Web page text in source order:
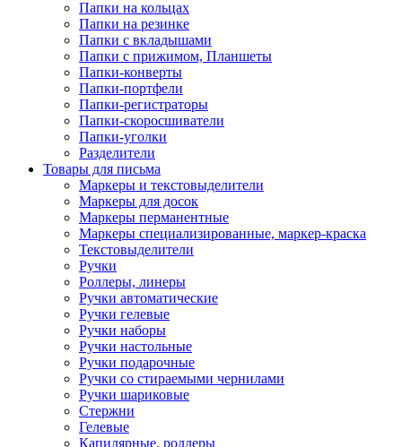
Папки на кольцах
Папки на резинке
Папки с вкладышами
Папки с прижимом, Планшеты
Папки-конверты
Папки-портфели
Папки-регистраторы
Папки-скоросшиватели
Папки-уголки
Разделители
Товары для письма
Маркеры и текстовыделители
Маркеры для досок
Маркеры перманентные
Маркеры специализированные, маркер-краска
Текстовыделители
Ручки
Роллеры, линеры
Ручки автоматические
Ручки гелевые
Ручки наборы
Ручки настольные
Ручки подарочные
Ручки со стираемыми чернилами
Ручки шариковые
Стержни
Гелевые
Капилярные, роллеры